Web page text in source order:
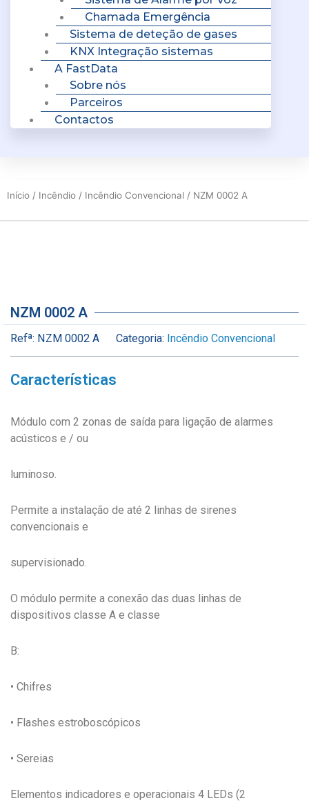
Chamada Emergência
Sistema de deteção de gases
KNX Integração sistemas
A FastData
Sobre nós
Parceiros
Contactos
Início / Incêndio / Incêndio Convencional / NZM 0002 A
NZM 0002 A
Refª: NZM 0002 A Categoria: Incêndio Convencional
Características
Módulo com 2 zonas de saída para ligação de alarmes
acústicos e / ou
luminoso.
Permite a instalação de até 2 linhas de sirenes
convencionais e
supervisionado.
O módulo permite a conexão das duas linhas de
dispositivos classe A e classe
B:
• Chifres
• Flashes estroboscópicos
• Sereias
Elementos indicadores e operacionais 4 LEDs (2